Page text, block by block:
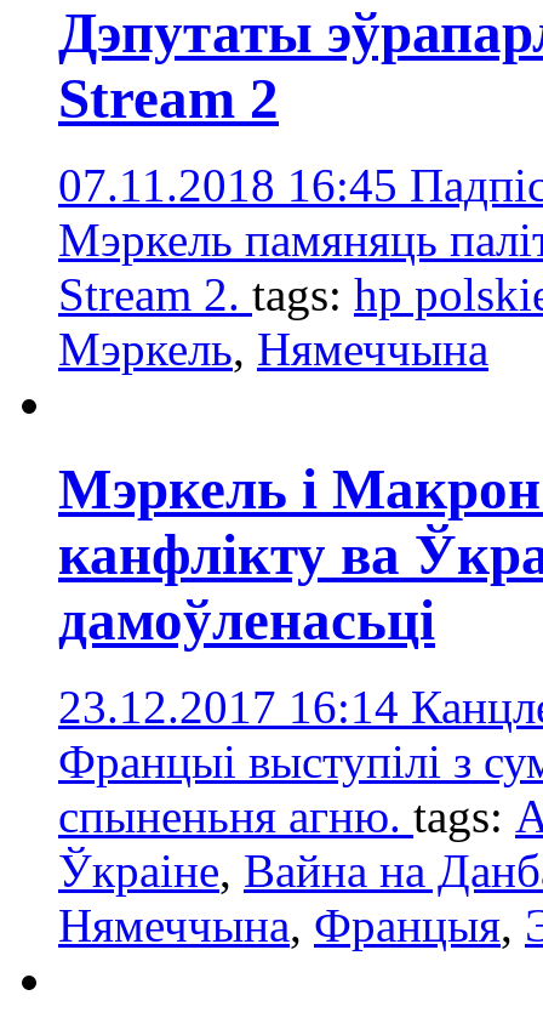
Дэпутаты
Stream 2
07.11.2018 16:45
Мэркель памяняць
Stream 2. tags: hp
Мэркель, Нямеччына
Мэркель і Макрон
канфлікту ва
дамоўленасьці
23.12.2017 16:14
Францыі выступілі з
спыненьня агню. tags:
Ўкраіне, Вайна на
Нямеччына, Францыя,